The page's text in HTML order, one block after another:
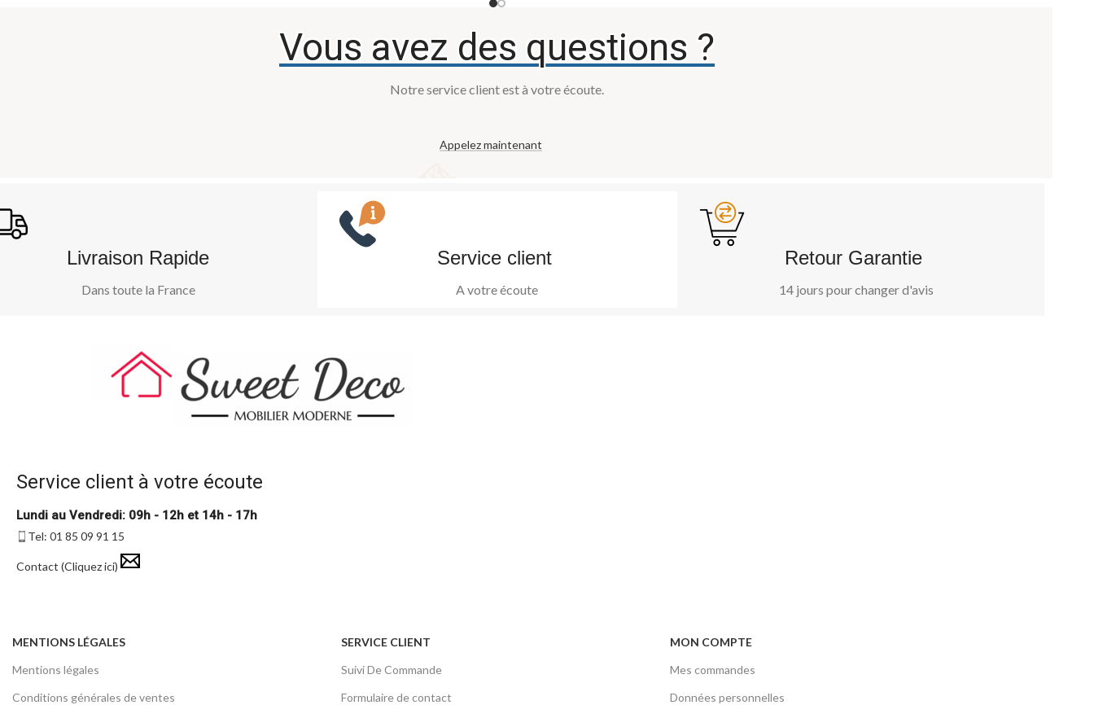
Vous avez des questions ?
Notre service client est à votre écoute.
Appelez maintenant
Livraison Rapide
Dans toute la France
Service client ​
A votre écoute
Retour Garantie ​
14 jours pour changer d'avis
Service client à votre écoute
Lundi au Vendredi: 09h - 12h et 14h - 17h
Tel: 01 85 09 91 15
Contact (Cliquez ici)
MENTIONS LÉGALES
Mentions légales
Conditions générales de ventes
SERVICE CLIENT
Suivi De Commande
Formulaire de contact
MON COMPTE
Mes commandes
Données personnelles